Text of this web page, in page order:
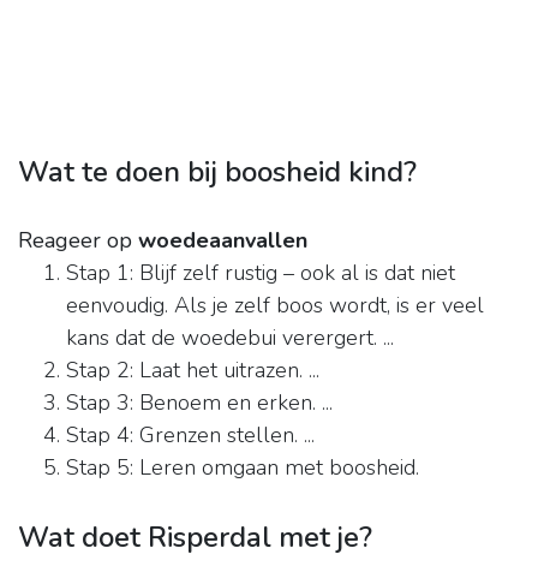
Wat te doen bij boosheid kind?
Reageer op woedeaanvallen
Stap 1: Blijf zelf rustig – ook al is dat niet
eenvoudig. Als je zelf boos wordt, is er veel
kans dat de woedebui verergert. ...
Stap 2: Laat het uitrazen. ...
Stap 3: Benoem en erken. ...
Stap 4: Grenzen stellen. ...
Stap 5: Leren omgaan met boosheid.
Wat doet Risperdal met je?